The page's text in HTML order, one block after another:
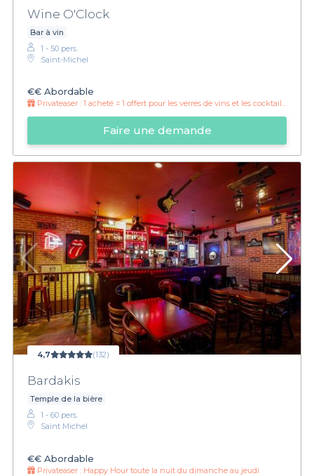
Wine O'Clock
Bar à vin
1 - 50 pers.
Saint-Michel
€€ Abordable
Privateaser : 1 acheté = 1 offert pour les verres de vins et les cocktails de 17h à 20h30 !
Faire une demande
4,7 (132)
Bardakis
Temple de la bière
1 - 60 pers.
Saint Michel
€€ Abordable
Privateaser : Happy Hour toute la nuit du dimanche au jeudi